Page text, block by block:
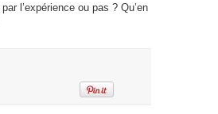
l’expérience ou pas ? Qu’en